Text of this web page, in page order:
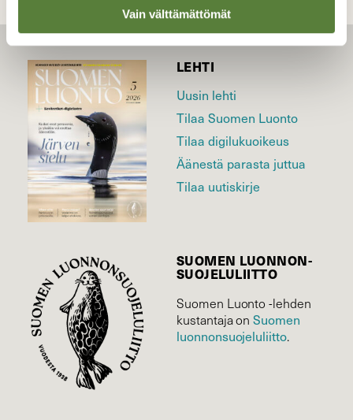
Vain välttämättömät
LEHTI
Uusin lehti
Tilaa Suomen Luonto
Tilaa digilukuoikeus
Äänestä parasta juttua
Tilaa uutiskirje
SUOMEN LUONNON­
SUOJELU­LIITTO
Suomen Luonto -lehden
kustantaja onSuomen
luonnonsuojelu­liitto.